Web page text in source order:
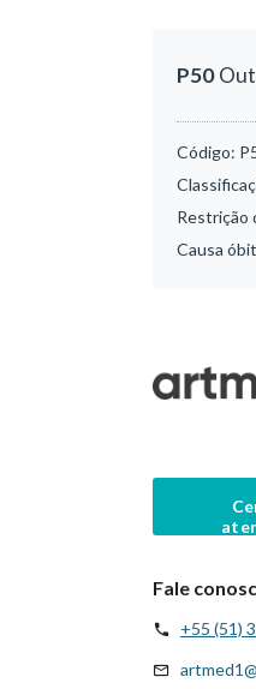
P50
Código:
Restrição
Causa
Fale
+55 (51)